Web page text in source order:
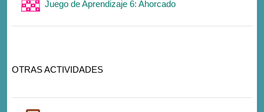
Juego de Aprendizaje 6: AhorcadoGame
OTRAS ACTIVIDADES